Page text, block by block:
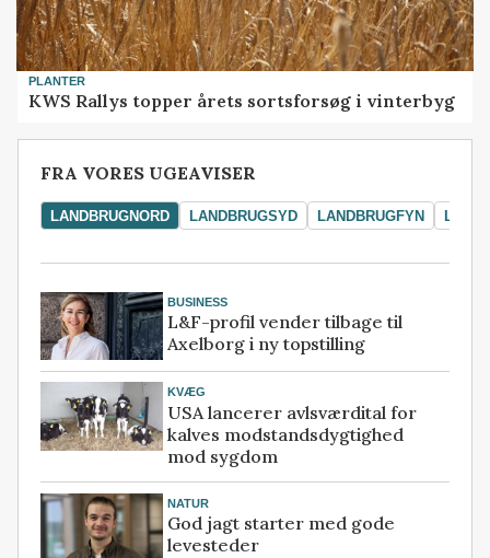
PLANTER
KWS Rallys topper årets sortsforsøg i vinterbyg
FRA VORES UGEAVISER
LANDBRUGNORD LANDBRUGSYD LANDBRUGFYN
BUSINESS
L&F-profil vender tilbage til
Axelborg i ny topstilling
KVÆG
USA lancerer avlsværdital for
kalves modstandsdygtighed
mod sygdom
NATUR
God jagt starter med gode
levesteder